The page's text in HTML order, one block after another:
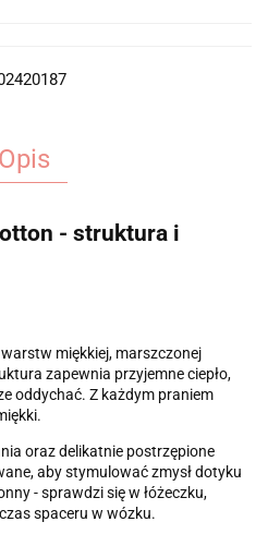
Opis
- struktura i
miękkiej, marszczonej
zapewnia przyjemne ciepło,
oddychać. Z każdym praniem
oraz delikatnie postrzępione
aby stymulować zmysł dotyku
- sprawdzi się w łóżeczku,
spaceru w wózku.